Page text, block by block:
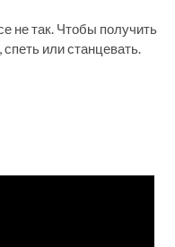
не так. Чтобы получить
или станцевать.